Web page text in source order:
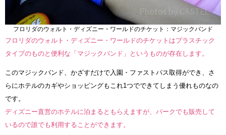
フロリダのウォルト・ディズニー・ワールドのチケット：マジックバンド
フロリダのウォルト・ディズニー・ワールドのチケットはプラスチック
タイプのものと便利な「マジックバンド」というものが存在します。
このマジックバンド、かざすだけで入園・ファストパス取得ができ、さ
らにホテルのカギやショッピングもこれ1つでできてしまう優れものなの
です。
ディズニー直営のホテルに泊まるともらえますが、パークでも販売して
いるので誰でも利用することができます。